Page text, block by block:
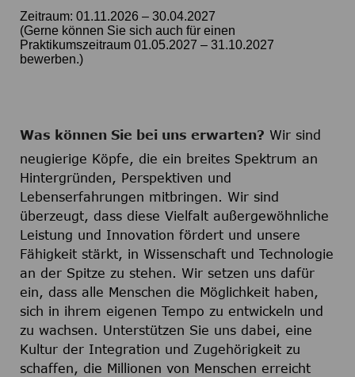
Zeitraum: 01.11.2026 – 30.04.2027
(Gerne können Sie sich auch für einen
Praktikumszeitraum 01.05.2027 – 31.10.2027
bewerben.)
Was können Sie bei uns erwarten? Wir sind
neugierige Köpfe, die ein breites Spektrum an
Hintergründen, Perspektiven und
Lebenserfahrungen mitbringen. Wir sind
überzeugt, dass diese Vielfalt außergewöhnliche
Leistung und Innovation fördert und unsere
Fähigkeit stärkt, in Wissenschaft und Technologie
an der Spitze zu stehen. Wir setzen uns dafür
ein, dass alle Menschen die Möglichkeit haben,
sich in ihrem eigenen Tempo zu entwickeln und
zu wachsen. Unterstützen Sie uns dabei, eine
Kultur der Integration und Zugehörigkeit zu
schaffen, die Millionen von Menschen erreicht